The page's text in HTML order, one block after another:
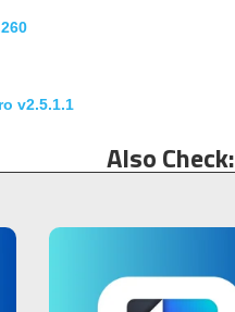
v2.5.1.1
Also Check: